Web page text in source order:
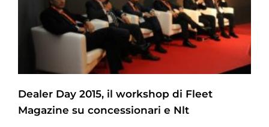
Dealer Day 2015, il workshop di Fleet
Magazine su concessionari e Nlt